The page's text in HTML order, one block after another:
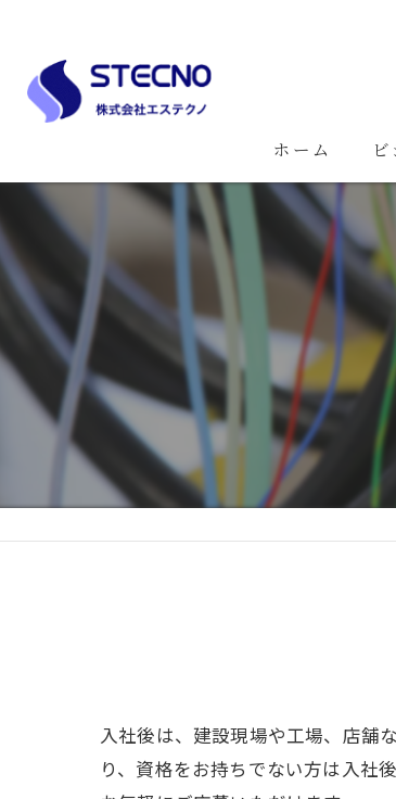
ホーム
入社後は、建設現場や工場、店舗
り、資格をお持ちでない方は入社